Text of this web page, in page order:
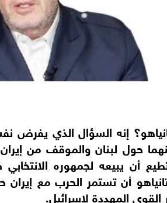
إنه السؤال الذي يفرض
حول لبنان والموقف من
أن يبيعه لجمهوره
أن تستمر الحرب مع
القوى المهددة لإسرائيل.